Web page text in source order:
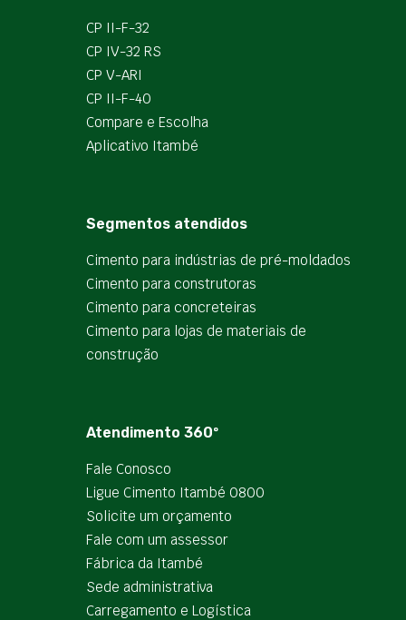
CP II-F-32
CP IV-32 RS
CP V-ARI
CP II-F-40
Compare e Escolha
Aplicativo Itambé
Segmentos atendidos
Cimento para indústrias de pré-moldados
Cimento para construtoras
Cimento para concreteiras
Cimento para lojas de materiais de
construção
Atendimento 360º
Fale Conosco
Ligue Cimento Itambé 0800
Solicite um orçamento
Fale com um assessor
Fábrica da Itambé
Sede administrativa
Carregamento e Logística